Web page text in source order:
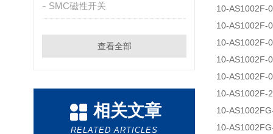
SMC磁性开关
查看全部
相关文章
RELATED ARTICLES
10-AS1002F-
10-AS1002F-
10-AS1002F-
10-AS1002F-
10-AS1002F-
10-AS1002F-
10-
10-